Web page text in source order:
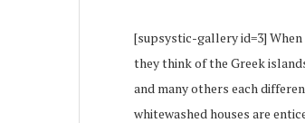
[supsystic-gallery id=3]
they think of the Greek
and many others each
whitewashed houses are